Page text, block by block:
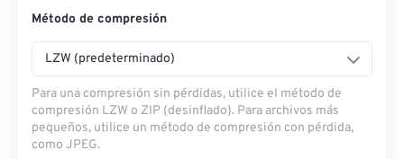
Método de compresión
LZW (predeterminado)
Para una compresión sin pérdidas, utilice el método de
compresión LZW o ZIP (desinflado). Para archivos más
pequeños, utilice un método de compresión con pérdida,
como JPEG.